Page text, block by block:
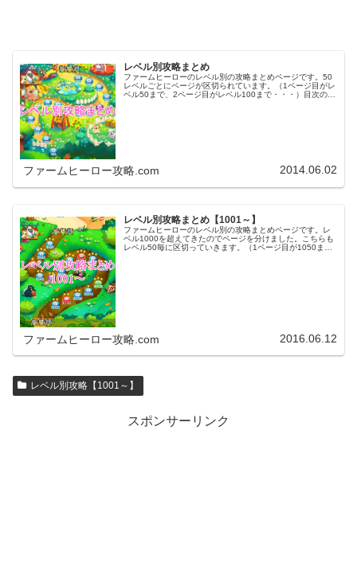
レベル別攻略まとめ
ファームヒーローのレベル別の攻略まとめページです。50
レベルごとにページが区切られています。（1ページ目がレ
ベル50まで、2ページ目がレベル100まで・・・）目次のリ
ファームヒーロー攻略.com 2014.06.02
レベル別攻略まとめ【1001～】
ファームヒーローのレベル別の攻略まとめページです。レ
ベル1000を超えてきたのでページを分けました。こちらも
レベル50毎に区切っていきます。（1ページ目が1050ま
ファームヒーロー攻略.com 2016.06.12
レベル別攻略【1001～】
スポンサーリンク